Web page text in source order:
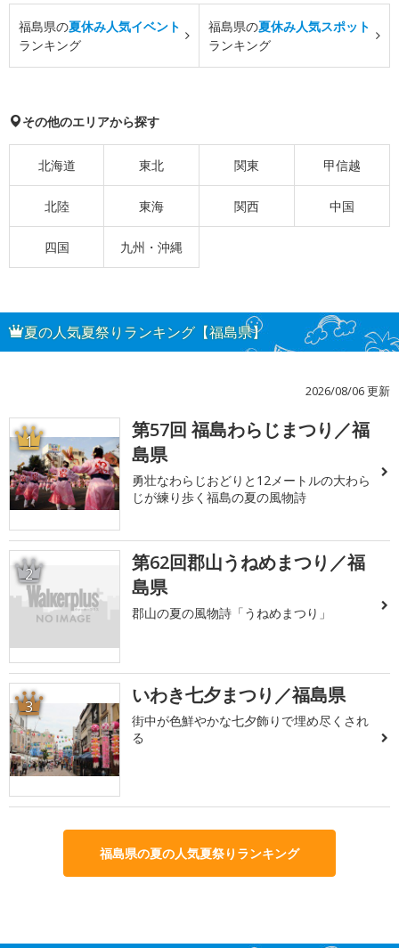
福島県の夏休み人気イベント
ランキング
福島県の夏休み人気スポット
ランキング
その他のエリアから探す
北海道 東北 関東 甲信越
北陸 東海 関西 中国
四国 九州・沖縄
夏の人気夏祭りランキング【福島県】
2026/08/06 更新
1
第57回 福島わらじまつり／福
島県
勇壮なわらじおどりと12メートルの大わら
じが練り歩く福島の夏の風物詩
2
第62回郡山うねめまつり／福
島県
郡山の夏の風物詩「うねめまつり」
3 いわき七夕まつり／福島県
街中が色鮮やかな七夕飾りで埋め尽くされ
る
福島県の夏の人気夏祭りランキング